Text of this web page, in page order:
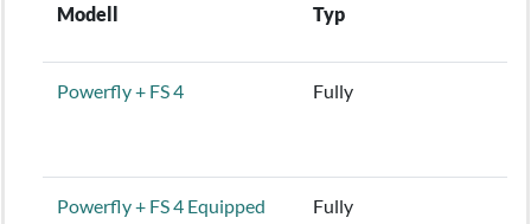
Modell Typ
Powerfly + FS 4 Fully
Powerfly + FS 4 Equipped Fully